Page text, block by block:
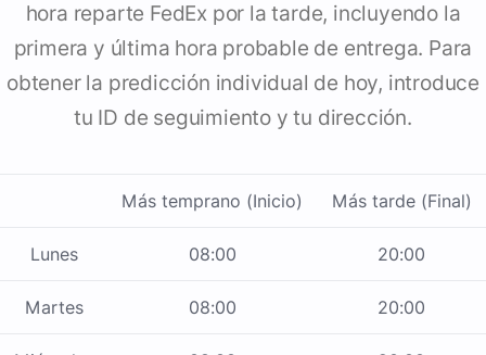
hora reparte FedEx por la tarde, incluyendo la
primera y última hora probable de entrega. Para
obtener la predicción individual de hoy, introduce
tu ID de seguimiento y tu dirección.
Más temprano (Inicio) Más tarde (Final)
Lunes 08:00 20:00
Martes 08:00 20:00